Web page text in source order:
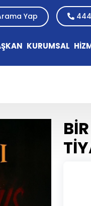
Yap
KURUMSAL